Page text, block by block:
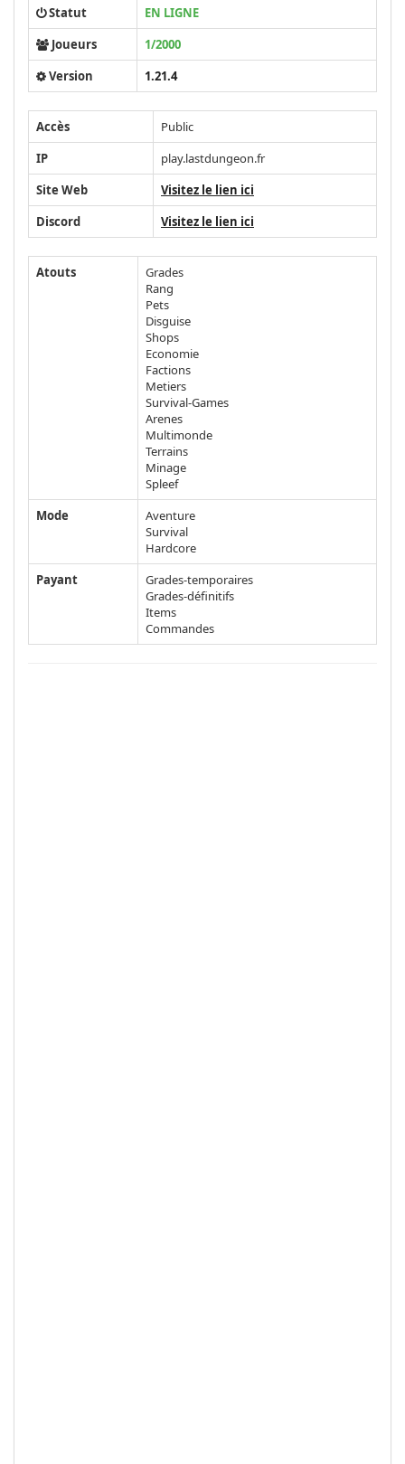
Statut
EN LIGNE
Joueurs
1/2000
Version
1.21.4
Accès
Public
IP
play.lastdungeon.fr
Site Web
Visitez le lien ici
Discord
Visitez le lien ici
Atouts
Grades
Rang
Pets
Disguise
Shops
Economie
Factions
Metiers
Survival-Games
Arenes
Multimonde
Terrains
Minage
Spleef
Mode
Aventure
Survival
Hardcore
Payant
Grades-temporaires
Grades-définitifs
Items
Commandes